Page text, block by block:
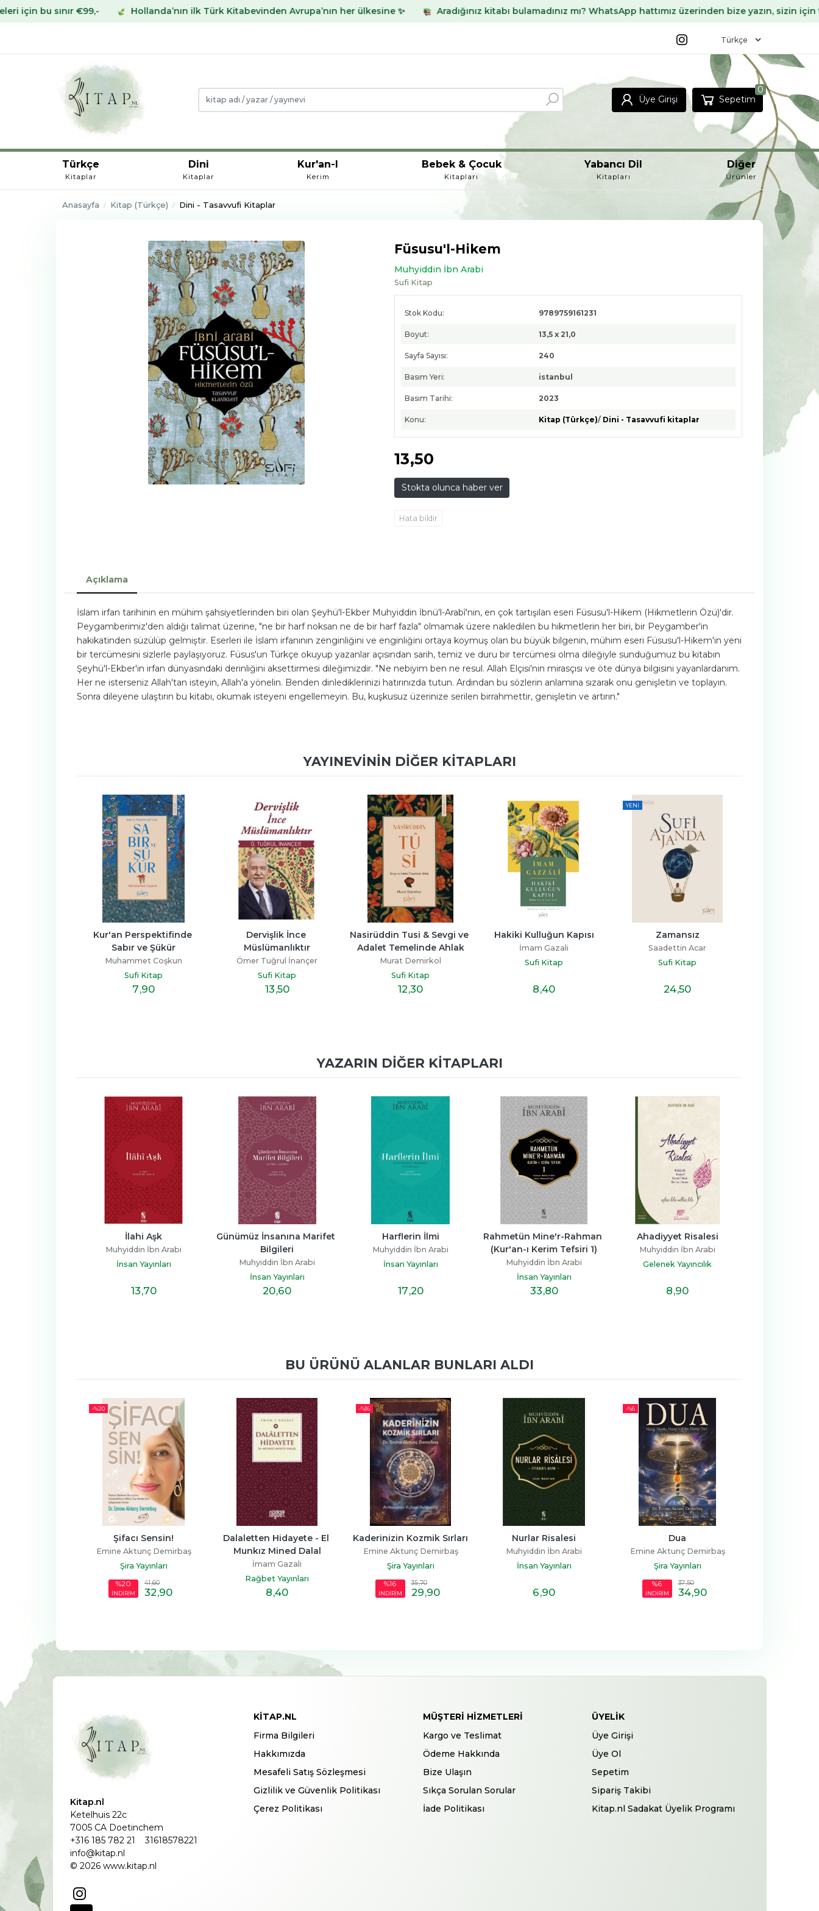
€99,- Hollanda’nın ilk Türk Kitabevinden Avrupa’nın her ülkesine ✨ Aradığınız kitabı bulamadınız mı? WhatsApp hattımız üzerinden bize yazın, sizin için temin edelim ✨
Üye Girişi Sepetim
0
Türkçe
Kitaplar
Dini
Kitaplar
Kur'an-I
Kerim
Bebek & Çocuk
Kitapları
Yabancı Dil
Kitapları
Diğer
Ürünler
Anasayfa Kitap (Türkçe) Dini - Tasavvufi Kitaplar
Füsusu'l-Hikem
Muhyiddin İbn Arabi
Sufi Kitap
Stok Kodu: 9789759161231
Boyut: 13,5 x 21,0
Sayfa Sayısı: 240
Basım Yeri: istanbul
Basım Tarihi: 2023
Konu: Kitap (Türkçe)/ Dini - Tasavvufi kitaplar
13,50
Stokta olunca haber ver
Hata bildir
Açıklama
İslam irfan tarihinin en mühim şahsiyetlerinden biri olan Şeyhü'l-Ekber Muhyiddin İbnü'l-Arabî'nin, en çok tartışılan eseri Füsusu'l-Hikem (Hikmetlerin Özü)'dir.
Peygamberimiz'den aldığı talimat üzerine, "ne bir harf noksan ne de bir harf fazla" olmamak üzere nakledilen bu hikmetlerin her biri, bir Peygamber'in
hakikatinden süzülüp gelmiştir. Eserleri ile İslam irfanının zenginliğini ve enginliğini ortaya koymuş olan bu büyük bilgenin, mühim eseri Füsusu'l-Hikem'in yeni
bir tercümesini sizlerle paylaşıyoruz. Füsus'un Türkçe okuyup yazanlar açısından sarih, temiz ve duru bir tercümesi olma dileğiyle sunduğumuz bu kitabın
Şeyhü'l-Ekber'in irfan dünyasındaki derinliğini aksettirmesi dileğimizdir. "Ne nebiyim ben ne resul. Allah Elçisi'nin mirasçısı ve öte dünya bilgisini yayanlardanım.
Her ne isterseniz Allah'tan isteyin, Allah'a yönelin. Benden dinlediklerinizi hatırınızda tutun. Ardından bu sözlerin anlamına sızarak onu genişletin ve toplayın.
Sonra dileyene ulaştırın bu kitabı, okumak isteyeni engellemeyin. Bu, kuşkusuz üzerinize serilen birrahmettir, genişletin ve artırın."
YAYINEVININ DIĞER KITAPLARI
Kur'an Perspektifinde
Sabır ve Şükür
Muhammet Coşkun
Sufi Kitap
7,90
Dervişlik İnce
Müslümanlıktır
Ömer Tuğrul İnançer
Sufi Kitap
13,50
Nasirüddin Tusi & Sevgi ve
Adalet Temelinde Ahlak
Murat Demirkol
Sufi Kitap
12,30
Hakiki Kulluğun Kapısı
İmam Gazali
Sufi Kitap
8,40
YENI
Zamansız
Saadettin Acar
Sufi Kitap
24,50
YAZARIN DIĞER KITAPLARI
İlahi Aşk
Muhyiddin İbn Arabi
İnsan Yayınları
13,70
Günümüz İnsanına Marifet
Bilgileri
Muhyiddin İbn Arabi
İnsan Yayınları
20,60
Harflerin İlmi
Muhyiddin İbn Arabi
İnsan Yayınları
17,20
Rahmetün Mine'r-Rahman
(Kur'an-ı Kerim Tefsiri 1)
Muhyiddin İbn Arabi
İnsan Yayınları
33,80
Ahadiyyet Risalesi
Muhyiddin İbn Arabi
Gelenek Yayıncılık
8,90
BU ÜRÜNÜ ALANLAR BUNLARI ALDI
-%20
Şifacı Sensin!
Emine Aktunç Demirbaş
Şira Yayınları
%20
İNDİRİM
41,60
32,90
Dalaletten Hidayete - El
Munkız Mined Dalal
İmam Gazali
Rağbet Yayınları
8,40
-%16
Kaderinizin Kozmik Sırları
Emine Aktunç Demirbaş
Şira Yayınları
%16
İNDİRİM
35,70
29,90
Nurlar Risalesi
Muhyiddin İbn Arabi
İnsan Yayınları
6,90
-%6
Dua
Emine Aktunç Demirbaş
Şira Yayınları
%6
İNDİRİM
37,50
34,90
Kitap.nl
Ketelhuis 22c
7005 CA Doetinchem
+316 185 782 21
31618578221
info@kitap.nl
© 2026 www.kitap.nl
KITAP.NL
Firma Bilgileri
Hakkımızda
Mesafeli Satış Sözleşmesi
Gizlilik ve Güvenlik Politikası
Çerez Politikası
MÜŞTERI HIZMETLERI
Kargo ve Teslimat
Ödeme Hakkında
Bize Ulaşın
Sıkça Sorulan Sorular
İade Politikası
ÜYELIK
Üye Girişi
Üye Ol
Sepetim
Sipariş Takibi
Kitap.nl Sadakat Üyelik Programı